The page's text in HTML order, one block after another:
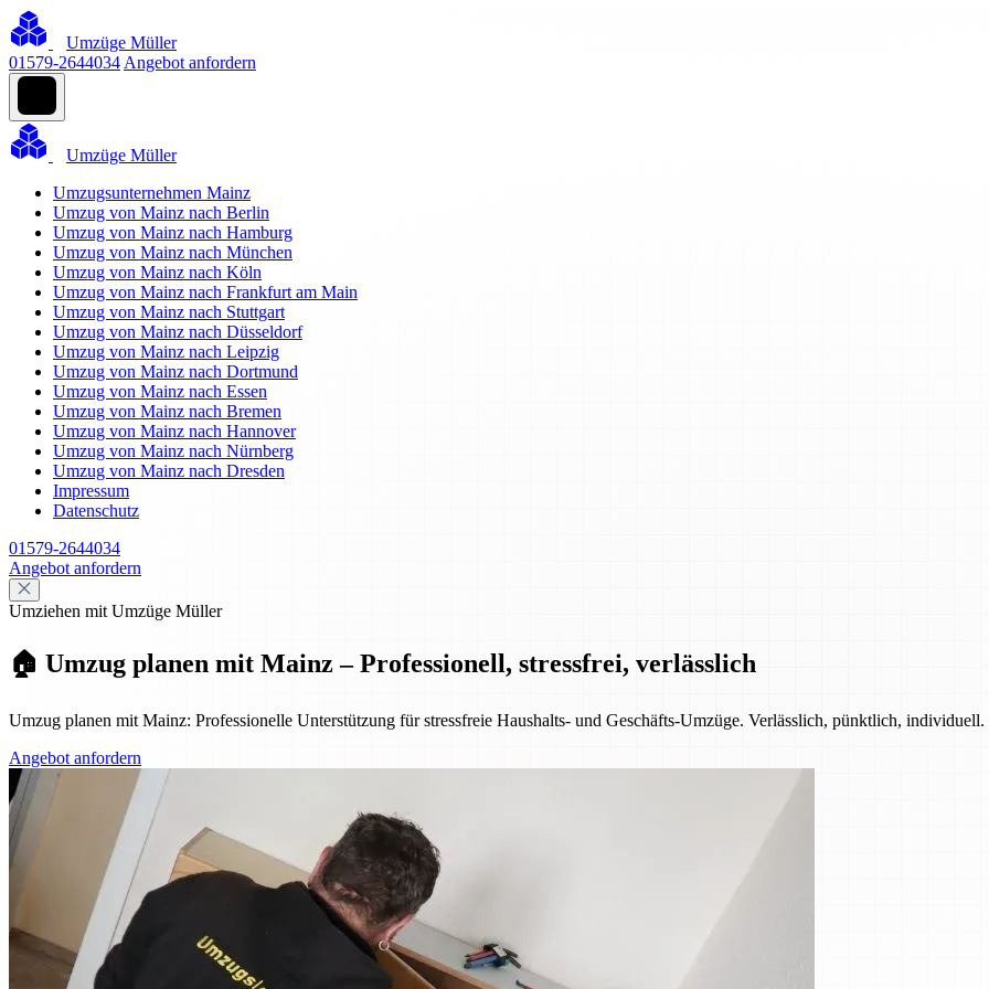
Umzüge Müller
01579-2644034 Angebot anfordern
Umzüge Müller
Umzugsunternehmen Mainz
Umzug von Mainz nach Berlin
Umzug von Mainz nach Hamburg
Umzug von Mainz nach München
Umzug von Mainz nach Köln
Umzug von Mainz nach Frankfurt am Main
Umzug von Mainz nach Stuttgart
Umzug von Mainz nach Düsseldorf
Umzug von Mainz nach Leipzig
Umzug von Mainz nach Dortmund
Umzug von Mainz nach Essen
Umzug von Mainz nach Bremen
Umzug von Mainz nach Hannover
Umzug von Mainz nach Nürnberg
Umzug von Mainz nach Dresden
Impressum
Datenschutz
01579-2644034
Angebot anfordern
Umziehen mit Umzüge Müller
🏠 Umzug planen mit Mainz – Professionell, stressfrei, verlässlich
Umzug planen mit Mainz: Professionelle Unterstützung für stressfreie Haushalts- und Geschäfts-Umzüge. Verlässlich, pünktlich, individuell.
Angebot anfordern